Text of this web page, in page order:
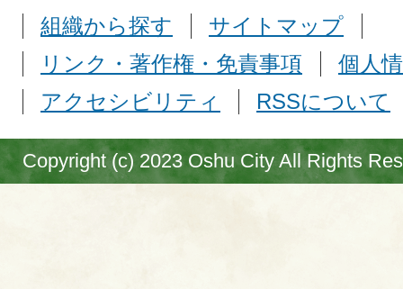
組織から探す
サイトマップ
リンク・著作権・免責事項
個人
アクセシビリティ
RSSについて
Copyright (c) 2023 Oshu City All Rights